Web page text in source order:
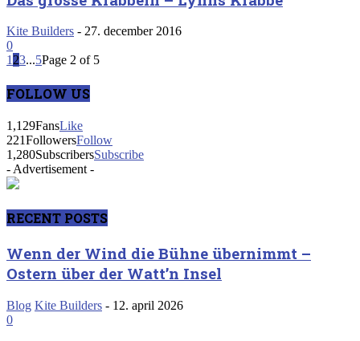
Kite Builders - 27. december 2016
0
1 23...5Page 2 of 5
FOLLOW US
1,129FansLike
221FollowersFollow
1,280SubscribersSubscribe
- Advertisement -
RECENT POSTS
Wenn der Wind die Bühne übernimmt –
Ostern über der Watt’n Insel
Blog Kite Builders - 12. april 2026
0